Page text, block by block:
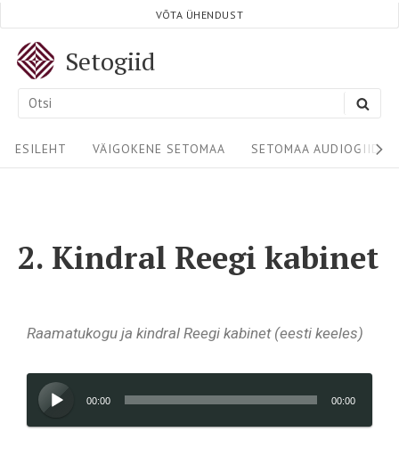
Setogiid
VÕTA ÜHENDUST
ESILEHT VÄIGOKENE SETOMAA SETOMAA AUDIOGIIDID
2. Kindral Reegi kabinet
Raamatukogu ja kindral Reegi kabinet (eesti keeles)
Audioesitaja
00:00 00:00